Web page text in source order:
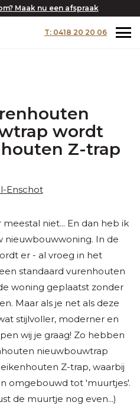
Maak nu een afspraak
T: 0418 20 20 06
wordt
Z-trap
Enschot
niet... En dan heb ik
nieuwbouwwoning. In de
er - al vroeg in het
standaard vurenhouten
woning geplaatst zonder
Maar als je net als deze
stijlvoller, moderner en
wij je graag! Zo hebben
nieuwbouwtrap
Z-trap, waarbij
omgebouwd tot 'muurtjes'.
de muurtje nog even...)